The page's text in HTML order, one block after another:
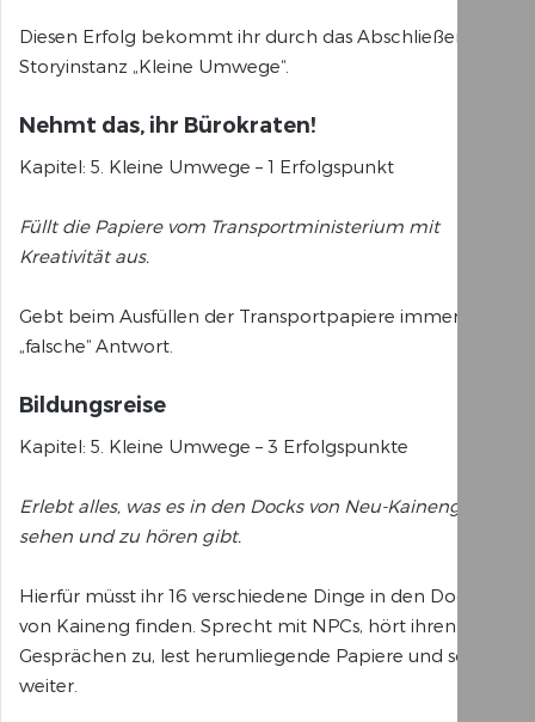
Diesen Erfolg bekommt ihr durch das Abschließen der
Storyinstanz „Kleine Umwege“.
Nehmt das, ihr Bürokraten!
Kapitel: 5. Kleine Umwege – 1 Erfolgspunkt
Füllt die Papiere vom Transportministerium mit
Kreativität aus.
Gebt beim Ausfüllen der Transportpapiere immer die
„falsche“ Antwort.
Bildungsreise
Kapitel: 5. Kleine Umwege – 3 Erfolgspunkte
Erlebt alles, was es in den Docks von Neu-Kaineng zu
sehen und zu hören gibt.
Hierfür müsst ihr 16 verschiedene Dinge in den Docks
von Kaineng finden. Sprecht mit NPCs, hört ihren
Gesprächen zu, lest herumliegende Papiere und so
weiter.